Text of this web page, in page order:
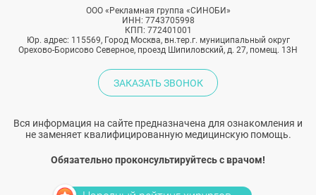
ООО «Рекламная группа «СИНОБИ»
ИНН: 7743705998
КПП: 772401001
Юр. адрес: 115569, Город Москва, вн.тер.г. муниципальный округ
Орехово-Борисово Северное, проезд Шипиловский, д. 27, помещ. 13Н
ЗАКАЗАТЬ ЗВОНОК
Вся информация на сайте предназначена для ознакомления и
не заменяет квалифицированную медицинскую помощь.
Обязательно проконсультируйтесь с врачом!